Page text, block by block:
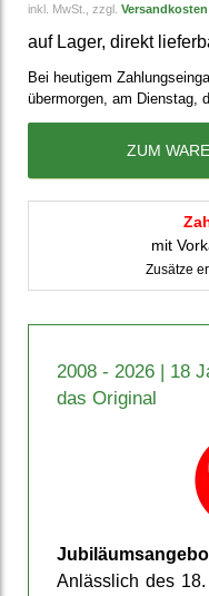
inkl. MwSt., zzgl. Versandkosten
auf Lager, direkt
Bei heutigem
übermorgen, am Dienstag,
ZUM
mit
Zusätze
2008 - 2026 | 18
das Original
Anläss­lich des